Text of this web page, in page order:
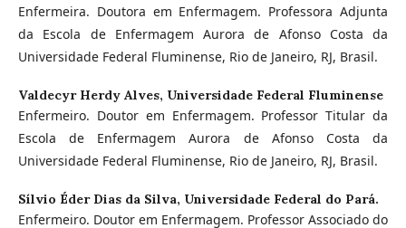
Enfermeira. Doutora em Enfermagem. Professora Adjunta
da Escola de Enfermagem Aurora de Afonso Costa da
Universidade Federal Fluminense, Rio de Janeiro, RJ, Brasil.
Valdecyr Herdy Alves, Universidade Federal Fluminense
Enfermeiro. Doutor em Enfermagem. Professor Titular da
Escola de Enfermagem Aurora de Afonso Costa da
Universidade Federal Fluminense, Rio de Janeiro, RJ, Brasil.
Sílvio Éder Dias da Silva, Universidade Federal do Pará.
Enfermeiro. Doutor em Enfermagem. Professor Associado do